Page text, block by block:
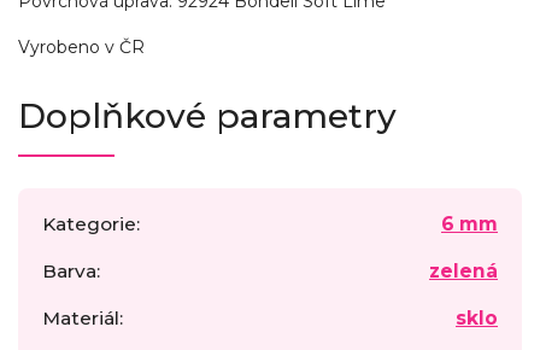
Vyrobeno v ČR
Doplňkové parametry
Kategorie: 6 mm
Barva: zelená
Materiál: sklo